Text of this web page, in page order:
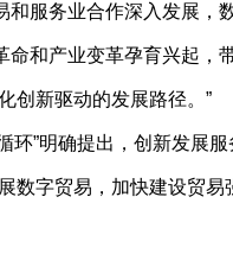
务业合作深入发展，
产业变革孕育兴起，
新驱动的发展路径。”
”明确提出，创新发展
字贸易，加快建设贸易